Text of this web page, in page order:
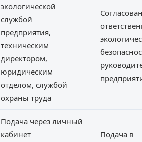
экологической
службой
предприятия,
техническим
директором,
юридическим
отделом, службой
охраны труда
Подача через личный
кабинет
Подача в